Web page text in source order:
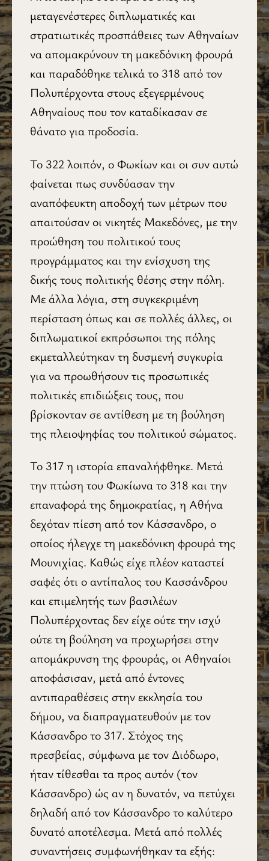
μεταγενέστερες διπλωματικές και
στρατιωτικές προσπάθειες των Αθηναίων
να απομακρύνουν τη μακεδόνικη φρουρά
και παραδόθηκε τελικά το 318 από τον
Πολυπέρχοντα στους εξεγερμένους
Αθηναίους που τον καταδίκασαν σε
θάνατο για προδοσία.
Το 322 λοιπόν, ο Φωκίων και οι συν αυτώ
φαίνεται πως συνδύασαν την
αναπόφευκτη αποδοχή των μέτρων που
απαιτούσαν οι νικητές Μακεδόνες, με την
προώθηση του πολιτικού τους
προγράμματος και την ενίσχυση της
δικής τους πολιτικής θέσης στην πόλη.
Με άλλα λόγια, στη συγκεκριμένη
περίσταση όπως και σε πολλές άλλες, οι
διπλωματικοί εκπρόσωποι της πόλης
εκμεταλλεύτηκαν τη δυσμενή συγκυρία
για να προωθήσουν τις προσωπικές
πολιτικές επιδιώξεις τους, που
βρίσκονταν σε αντίθεση με τη βούληση
της πλειοψηφίας του πολιτικού σώματος.
Το 317 η ιστορία επαναλήφθηκε. Μετά
την πτώση του Φωκίωνα το 318 και την
επαναφορά της δημοκρατίας, η Αθήνα
δεχόταν πίεση από τον Κάσσανδρο, ο
οποίος ήλεγχε τη μακεδόνικη φρουρά της
Μουνιχίας. Καθώς είχε πλέον καταστεί
σαφές ότι ο αντίπαλος του Κασσάνδρου
και επιμελητής των βασιλέων
Πολυπέρχοντας δεν είχε ούτε την ισχύ
ούτε τη βούληση να προχωρήσει στην
απομάκρυνση της φρουράς, οι Αθηναίοι
αποφάσισαν, μετά από έντονες
αντιπαραθέσεις στην εκκλησία του
δήμου, να διαπραγματευθούν με τον
Κάσσανδρο το 317. Στόχος της
πρεσβείας, σύμφωνα με τον Διόδωρο,
ήταν τίθεσθαι τα προς αυτόν (τον
Κάσσανδρο) ώς αν η δυνατόν, να πετύχει
δηλαδή από τον Κάσσανδρο το καλύτερο
δυνατό αποτέλεσμα. Μετά από πολλές
συναντήσεις συμφωνήθηκαν τα εξής: